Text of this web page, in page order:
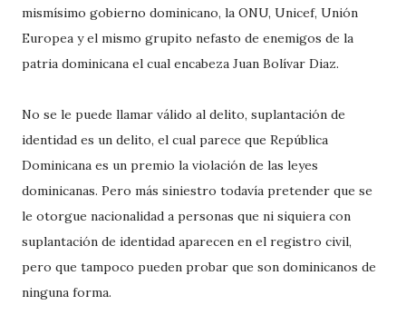
mismísimo gobierno dominicano, la ONU, Unicef, Unión
Europea y el mismo grupito nefasto de enemigos de la
patria dominicana el cual encabeza Juan Bolívar Diaz.
No se le puede llamar válido al delito, suplantación de
identidad es un delito, el cual parece que República
Dominicana es un premio la violación de las leyes
dominicanas. Pero más siniestro todavía pretender que se
le otorgue nacionalidad a personas que ni siquiera con
suplantación de identidad aparecen en el registro civil,
pero que tampoco pueden probar que son dominicanos de
ninguna forma.